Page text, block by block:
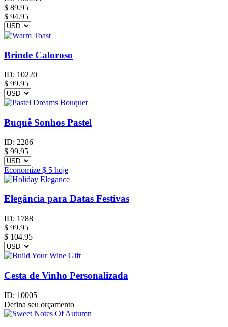
$ 89.95
$ 94.95
Brinde Caloroso
ID: 10220
$ 99.95
Buquê Sonhos Pastel
ID: 2286
$ 99.95
Economize $ 5 hoje
Elegância para Datas Festivas
ID: 1788
$ 99.95
$ 104.95
Cesta de Vinho Personalizada
ID: 10005
Defina seu orçamento